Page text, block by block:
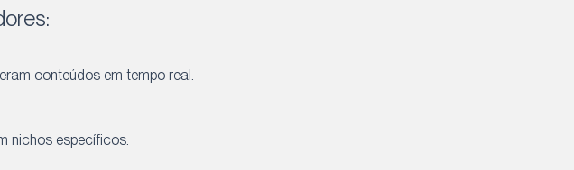
conteúdos em tempo real.
nichos específicos.